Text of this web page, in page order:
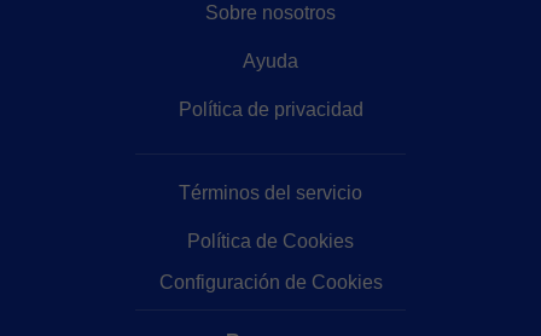
Sobre nosotros
Ayuda
Política de privacidad
Términos del servicio
Política de Cookies
Configuración de Cookies